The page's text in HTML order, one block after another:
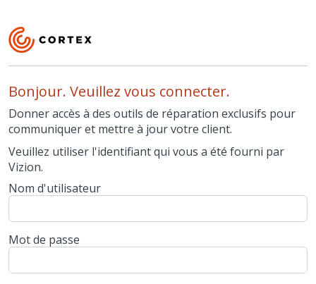
Bonjour. Veuillez vous connecter.
Donner accès à des outils de réparation exclusifs pour
communiquer et mettre à jour votre client.
Veuillez utiliser l'identifiant qui vous a été fourni par
Vizion.
Nom d'utilisateur
Mot de passe